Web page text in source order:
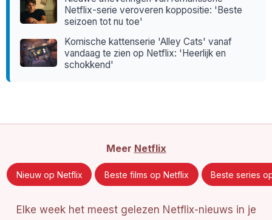
Netflix-serie veroveren koppositie: 'Beste
seizoen tot nu toe'
Komische kattenserie 'Alley Cats' vanaf
vandaag te zien op Netflix: 'Heerlijk en
schokkend'
Meer Netflix
Nieuw op Netflix Beste films op Netflix Beste series
Elke week het meest gelezen Netflix-nieuws in je